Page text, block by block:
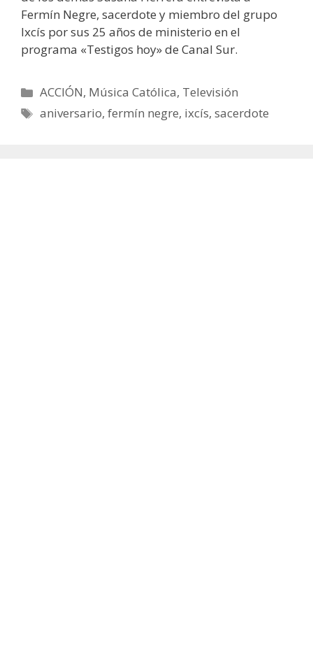
Fermín Negre, sacerdote y miembro del grupo
Ixcís por sus 25 años de ministerio en el
programa «Testigos hoy» de Canal Sur.
Categorías
ACCIÓN, Música Católica, Televisión
Etiquetas
aniversario,fermín negre, ixcís,sacerdote